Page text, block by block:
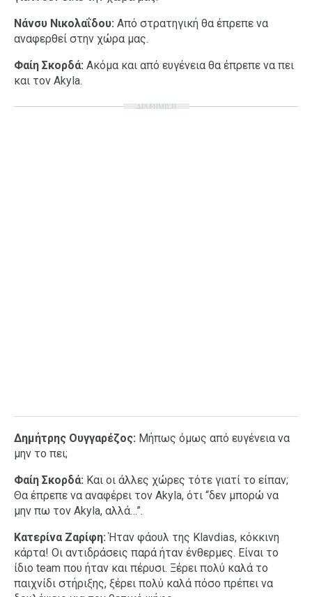
Νάνσυ Νικολαΐδου: Από στρατηγική θα έπρεπε να
αναφερθεί στην χώρα μας.
Φαίη Σκορδά: Ακόμα και από ευγένεια θα έπρεπε να πει
και τον Akyla.
ΔΙΑΦΗΜΙΣΗ
Δημήτρης Ουγγαρέζος: Μήπως όμως από ευγένεια να
μην το πει;
Φαίη Σκορδά: Και οι άλλες χώρες τότε γιατί το είπαν;
Θα έπρεπε να αναφέρει τον Akyla, ότι “δεν μπορώ να
μην πω τον Akyla, αλλά…”.
Κατερίνα Ζαρίφη:Ήταν φάουλ της Klavdias, κόκκινη
κάρτα! Οι αντιδράσεις παρά ήταν ένθερμες. Είναι το
ίδιο team που ήταν και πέρυσι. Ξέρει πολύ καλά το
παιχνίδι στήριξης, ξέρει πολύ καλά πόσο πρέπει να